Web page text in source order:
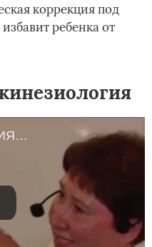
коррекция под
ребенка от
Что такое КИНЕЗИОЛОГИЯ? Просто и понятно. Репортаж ТВ.